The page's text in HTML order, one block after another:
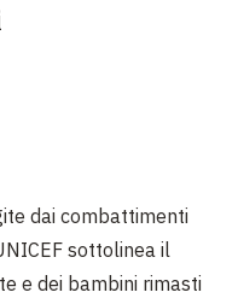
dai combattimenti
sottolinea il
e dei bambini rimasti